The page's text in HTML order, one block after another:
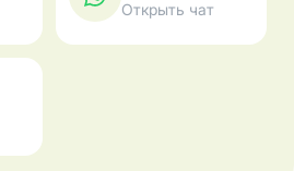
Открыть чат